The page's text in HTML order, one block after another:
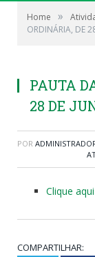
Home »
ORDINÁRIA, DE
PAUTA
28 DE
POR
Clique
COMPARTILHAR: